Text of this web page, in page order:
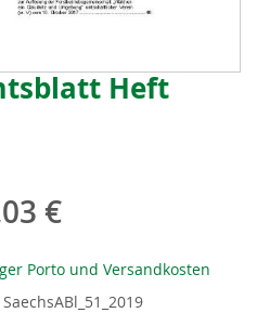
Heft
€
Porto und Versandkosten
SaechsABl_51_2019